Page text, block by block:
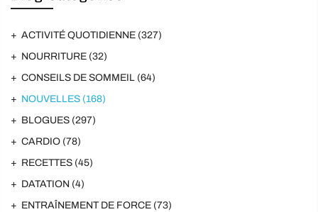
ACTIVITÉ QUOTIDIENNE (327)
NOURRITURE (32)
CONSEILS DE SOMMEIL (64)
NOUVELLES (168)
BLOGUES (297)
CARDIO (78)
RECETTES (45)
DATATION (4)
ENTRAÎNEMENT DE FORCE (73)